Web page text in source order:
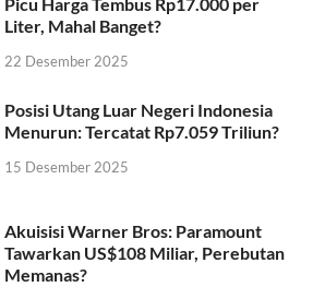
Picu Harga Tembus Rp17.000 per
Liter, Mahal Banget?
22 Desember 2025
Posisi Utang Luar Negeri Indonesia
Menurun: Tercatat Rp7.059 Triliun?
15 Desember 2025
Akuisisi Warner Bros: Paramount
Tawarkan US$108 Miliar, Perebutan
Memanas?